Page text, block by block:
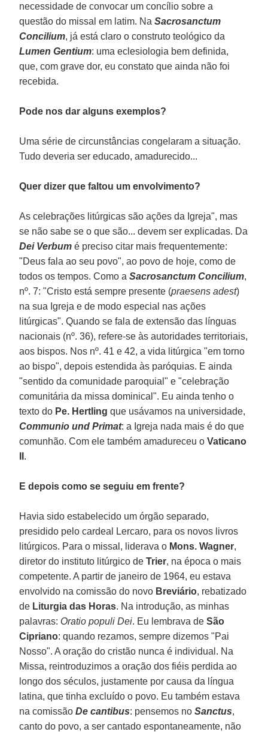
necessidade de convocar um concílio sobre a
questão do missal em latim. NaSacrosanctum
Concilium, já está claro o construto teológico da
Lumen Gentium: uma eclesiologia bem definida,
que, com grave dor, eu constato que ainda não foi
recebida.
Pode nos dar alguns exemplos?
Uma série de circunstâncias congelaram a situação.
Tudo deveria ser educado, amadurecido...
Quer dizer que faltou um envolvimento?
As celebrações litúrgicas são ações da Igreja", mas
se não sabe se o que são... devem ser explicadas. Da
Dei Verbum é preciso citar mais frequentemente:
"Deus fala ao seu povo", ao povo de hoje, como de
todos os tempos. Como aSacrosanctum Concilium,
nº. 7: "Cristo está sempre presente (praesens adest)
na sua Igreja e de modo especial nas ações
litúrgicas". Quando se fala de extensão das línguas
nacionais (nº. 36), refere-se às autoridades territoriais,
aos bispos. Nos nº. 41 e 42, a vida litúrgica "em torno
ao bispo", depois estendida às paróquias. E ainda
"sentido da comunidade paroquial" e "celebração
comunitária da missa dominical". Eu ainda tenho o
texto do Pe. Hertlingque usávamos na universidade,
Communio und Primat: a Igreja nada mais é do que
comunhão. Com ele também amadureceu oVaticano
.
E depois como se seguiu em frente?
Havia sido estabelecido um órgão separado,
presidido pelo cardeal Lercaro, para os novos livros
litúrgicos. Para o missal, liderava o Mons. Wagner,
diretor do instituto litúrgico deTrier, na época o mais
competente. A partir de janeiro de 1964, eu estava
envolvido na comissão do novo Breviário, rebatizado
de Liturgia das Horas. Na introdução, as minhas
palavras: Oratio populi Dei. Eu lembrava deSão
Cipriano: quando rezamos, sempre dizemos "Pai
Nosso". A oração do cristão nunca é individual. Na
Missa, reintroduzimos a oração dos fiéis perdida ao
longo dos séculos, justamente por causa da língua
latina, que tinha excluído o povo. Eu também estava
na comissãoDe cantibus: pensemos noSanctus,
canto do povo, a ser cantado espontaneamente, não